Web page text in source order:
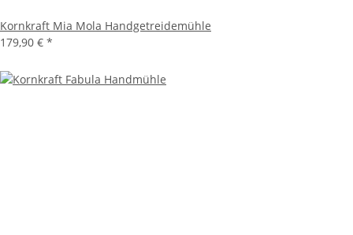
Kornkraft Mia Mola Handgetreidemühle
179,90 € *